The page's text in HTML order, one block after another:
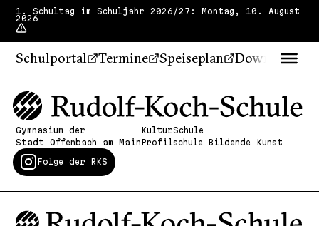
1. Schultag im Schuljahr 2026/27: Montag, 10. August
2026
Schulportal Termine Speiseplan Downloads
Gymnasium der
Stadt Offenbach am Main
KulturSchule
Profilschule Bildende Kunst
Folge der RKS